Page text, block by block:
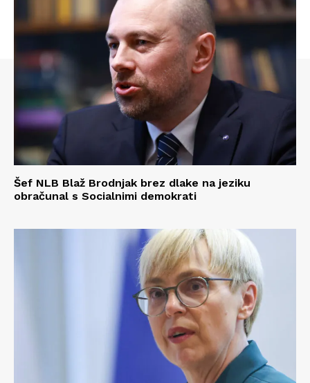
Šef NLB Blaž Brodnjak brez dlake na jeziku
obračunal s Socialnimi demokrati